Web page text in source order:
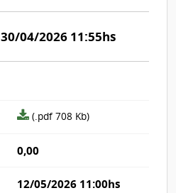
30/04/2026 11:55hs
archivo
(.pdf 708 Kb)
0,00
12/05/2026 11:00hs